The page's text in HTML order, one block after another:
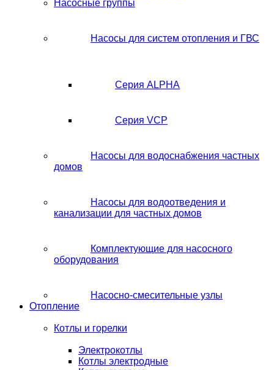
Насосные группы
Насосы для систем отопления и ГВС
Серия ALPHA
Серия VCP
Насосы для водоснабжения частных
домов
Насосы для водоотведения и
канализации для частных домов
Комплектующие для насосного
оборудования
Насосно-смесительные узлы
Отопление
Котлы и горелки
Электрокотлы
Котлы электродные